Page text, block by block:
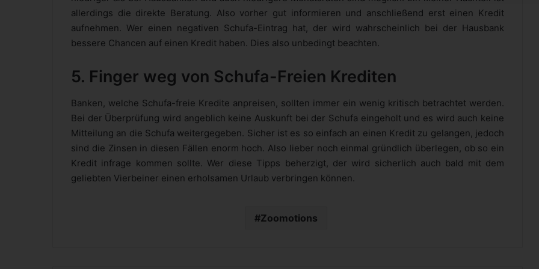
allerdings die direkte Beratung. Also vorher gut informieren und anschließend erst einen Kredit
aufnehmen. Wer einen negativen Schufa-Eintrag hat, der wird wahrscheinlich bei der Hausbank
bessere Chancen auf einen Kredit haben. Dies also unbedingt beachten.
5. Finger weg von Schufa-Freien Krediten
Banken, welche Schufa-freie Kredite anpreisen, sollten immer ein wenig kritisch betrachtet werden.
Bei der Überprüfung wird angeblich keine Auskunft bei der Schufa eingeholt und es wird auch keine
Mitteilung an die Schufa weitergegeben. Sicher ist es so einfach an einen Kredit zu gelangen, jedoch
sind die Zinsen in diesen Fällen enorm hoch. Also lieber noch einmal gründlich überlegen, ob so ein
Kredit infrage kommen sollte. Wer diese Tipps beherzigt, der wird sicherlich auch bald mit dem
geliebten Vierbeiner einen erholsamen Urlaub verbringen können.
Zoomotions